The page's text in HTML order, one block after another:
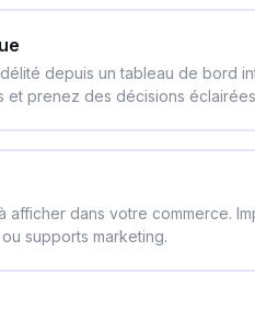
depuis un tableau de bord
et prenez des décisions
afficher dans votre commerce.
supports marketing.